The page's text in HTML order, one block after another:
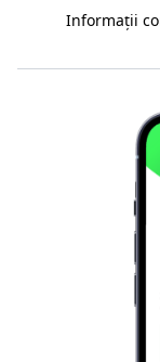
Informații